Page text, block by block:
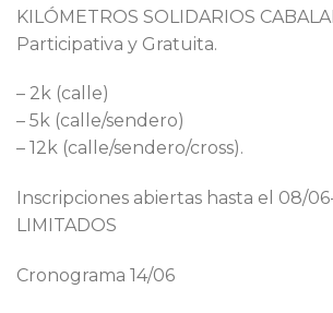
KILÓMETROS SOLIDARIOS
Participativa y Gratuita.
– 2k (calle)
– 5k (calle/sendero)
– 12k (calle/sendero/cross).
Inscripciones abiertas hasta el 08/
LIMITADOS
Cronograma 14/06